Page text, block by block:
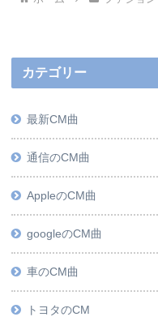
カテゴリー
最新CM曲
通信のCM曲
AppleのCM曲
googleのCM曲
車のCM曲
トヨタのCM